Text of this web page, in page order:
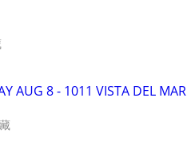
AUG 8 - 1011 VISTA DEL MAR